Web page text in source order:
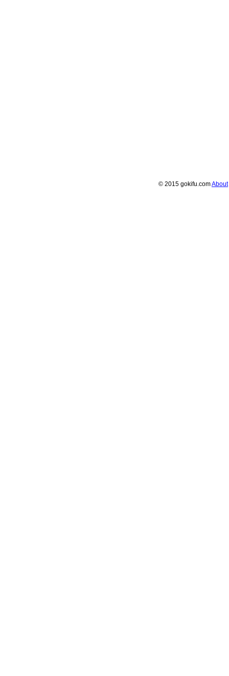
© 2015 gokifu.comAbout